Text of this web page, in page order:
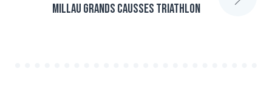
Millau Grands Causses Triathlon